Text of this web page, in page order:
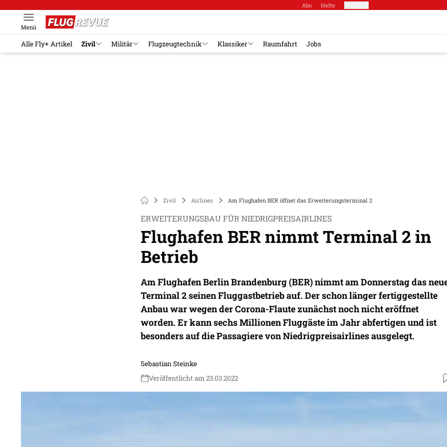
Abo Hefte
Menü
Alle Fly+ Artikel Zivil Militär Flugzeugtechnik Klassiker Raumfahrt Jobs
Zivil Airlines Am Flughafen BER öffnet das Erweiterungsterminal 2
ERWEITERUNGSBAU FÜR NIEDRIGPREISAIRLINES
Flughafen BER nimmt Terminal 2 in
Betrieb
Am Flughafen Berlin Brandenburg (BER) nimmt am Donnerstag das
Terminal 2 seinen Fluggastbetrieb auf. Der schon länger fertiggestellte
Anbau war wegen der Corona-Flaute zunächst noch nicht eröffnet
worden. Er kann sechs Millionen Fluggäste im Jahr abfertigen und ist
besonders auf die Passagiere von Niedrigpreisairlines ausgelegt.
Sebastian Steinke
Veröffentlicht am 23.03.2022